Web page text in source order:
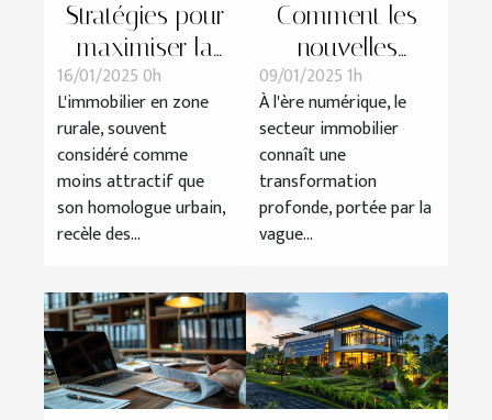
Stratégies pour
maximiser la
rentabilité des
biens
immobiliers en
zone rurale
16/01/2025 0h
L'immobilier en zone
rurale, souvent
considéré comme
moins attractif que
son homologue urbain,
recèle des...
Comment les
nouvelles
technologies
transforment les
transactions
immobilières
09/01/2025 1h
À l'ère numérique, le
secteur immobilier
connaît une
transformation
profonde, portée par la
vague...